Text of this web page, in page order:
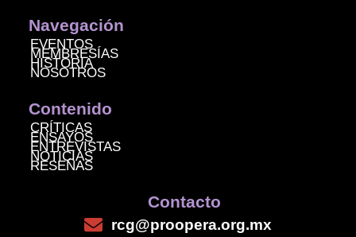
Navegación
EVENTOS
MEMBRESÍAS
HISTORIA
NOSOTROS
Contenido
CRÍTICAS
ENSAYOS
ENTREVISTAS
NOTICIAS
RESEÑAS
Contacto
rcg@proopera.org.mx